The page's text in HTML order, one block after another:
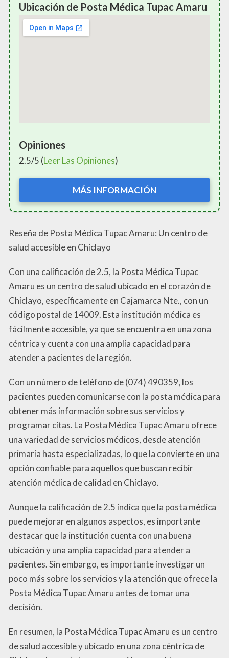
Ubicación de Posta Médica Tupac Amaru
Opiniones
2.5/5 (Leer Las Opiniones)
MÁS INFORMACIÓN
Reseña de Posta Médica Tupac Amaru: Un centro de
salud accesible en Chiclayo
Con una calificación de 2.5, la Posta Médica Tupac
Amaru es un centro de salud ubicado en el corazón de
Chiclayo, específicamente en Cajamarca Nte., con un
código postal de 14009. Esta institución médica es
fácilmente accesible, ya que se encuentra en una zona
céntrica y cuenta con una amplia capacidad para
atender a pacientes de la región.
Con un número de teléfono de (074) 490359, los
pacientes pueden comunicarse con la posta médica para
obtener más información sobre sus servicios y
programar citas. La Posta Médica Tupac Amaru ofrece
una variedad de servicios médicos, desde atención
primaria hasta especializadas, lo que la convierte en una
opción confiable para aquellos que buscan recibir
atención médica de calidad en Chiclayo.
Aunque la calificación de 2.5 indica que la posta médica
puede mejorar en algunos aspectos, es importante
destacar que la institución cuenta con una buena
ubicación y una amplia capacidad para atender a
pacientes. Sin embargo, es importante investigar un
poco más sobre los servicios y la atención que ofrece la
Posta Médica Tupac Amaru antes de tomar una
decisión.
En resumen, la Posta Médica Tupac Amaru es un centro
de salud accesible y ubicado en una zona céntrica de